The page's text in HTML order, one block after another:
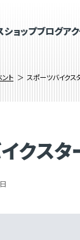
ショップブログア
ント スポーツバイクス
クスタ